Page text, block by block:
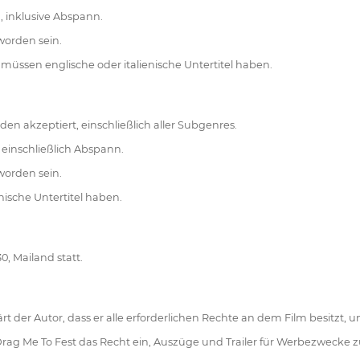
inklusive Abspann.
sein.
englische oder italienische Untertitel haben.
akzeptiert, einschließlich aller Subgenres.
Abspann.
sein.
Untertitel haben.
Mailand statt.
der Autor, dass er alle erforderlichen Rechte an dem Film besitzt,
Me To Fest das Recht ein, Auszüge und Trailer für Werbezwecke